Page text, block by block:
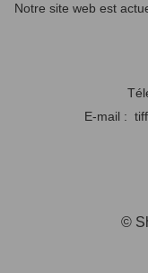
Notre site web est
E-mail :
©